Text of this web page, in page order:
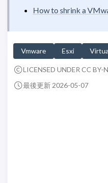
How to shrink a
Vmware Esxi
LICENSED UNDER CC BY-
最後更新 2026-05-07